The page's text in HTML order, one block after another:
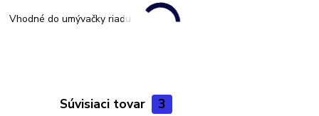
Vhodné do umývačky riadu
Súvisiaci tovar 3